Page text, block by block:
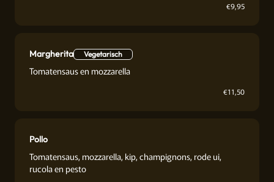
€9,95
Margherita Vegetarisch
Tomatensaus en mozzarella
€11,50
Pollo
Tomatensaus, mozzarella, kip, champignons, rode ui,
rucola en pesto